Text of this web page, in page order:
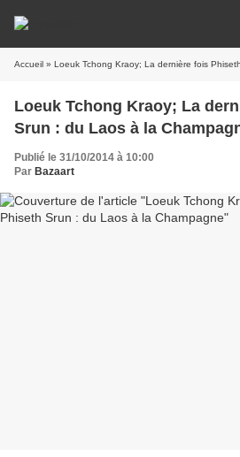
Accueil » Loeuk Tchong Kraoy; La dernière fois
Loeuk Tchong Kraoy; La
Srun : du Laos à la
Publié le 31/10/2014 à 10:00
Par Bazaart